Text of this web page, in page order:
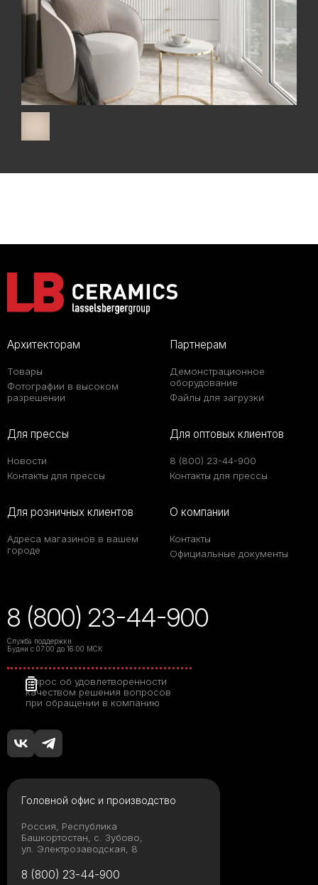
Архитекторам
Товары
Фотографии в высоком
разрешении
Партнерам
Демонстрационное
оборудование
Файлы для загрузки
Для прессы
Новости
Контакты для прессы
Для оптовых клиентов
8 (800) 23-44-900
Контакты для прессы
Для розничных клиентов
Адреса магазинов в вашем
городе
О компании
Контакты
Официальные документы
8 (800) 23-44-900
Служба поддержки
Будни с 07:00 до 16:00 МСК
Опрос об удовлетворенности
качеством решения вопросов
при обращении в компанию
Головной офис и производство
Россия, Республика
Башкортостан, с. Зубово,
ул. Электрозаводская, 8
8 (800) 23-44-900